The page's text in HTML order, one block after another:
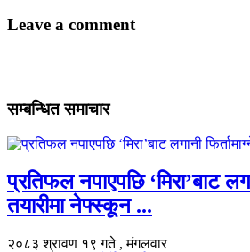
Leave a comment
सम्बन्धित समाचार
प्रतिफल नपाएपछि ‘मिरा’बाट
तयारीमा नेफ्स्कून ...
२०८३ श्रावण १९ गते , मंगलवार